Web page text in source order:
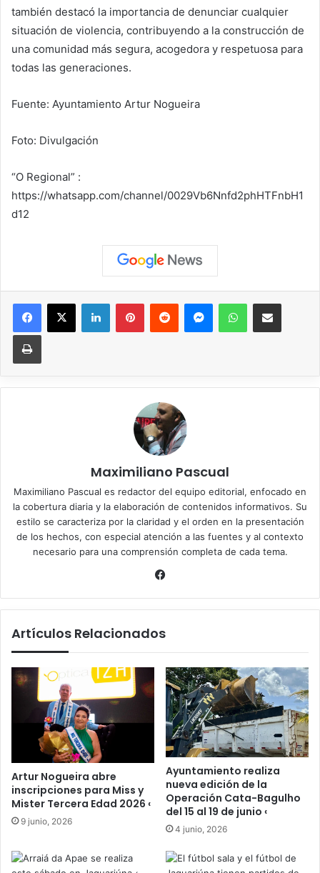
también destacó la importancia de denunciar cualquier
situación de violencia, contribuyendo a la construcción de
una comunidad más segura, acogedora y respetuosa para
todas las generaciones.
Fuente: Ayuntamiento Artur Nogueira
Foto: Divulgación
“O Regional” :
https://whatsapp.com/channel/0029Vb6Nnfd2phHTFnbH1
d12
Facebook
X LinkedInPinterestReddit MessengerWhatsAppCompartir vía correo
Imprimir
Maximiliano Pascual
Maximiliano Pascual es redactor del equipo editorial, enfocado en
la cobertura diaria y la elaboración de contenidos informativos. Su
estilo se caracteriza por la claridad y el orden en la presentación
de los hechos, con especial atención a las fuentes y al contexto
necesario para una comprensión completa de cada tema.
Artículos Relacionados
Artur Nogueira abre
inscripciones para Miss y
Mister Tercera Edad 2026 ‹
9 junio, 2026
Ayuntamiento realiza
nueva edición de la
Operación Cata-Bagulho
del 15 al 19 de junio ‹
4 junio, 2026